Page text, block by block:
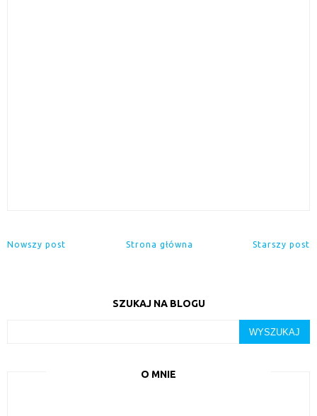
Nowszy post Starszy post
Strona główna
SZUKAJ NA BLOGU
O MNIE